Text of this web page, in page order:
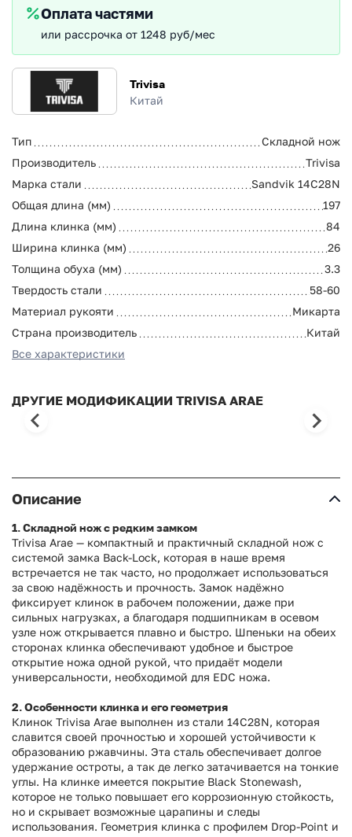
Trivisa
Китай
Тип
Складной нож
Производитель
Trivisa
Марка стали
Sandvik 14C28N
Общая длина (мм)
197
Длина клинка (мм)
84
Ширина клинка (мм)
26
Толщина обуха (мм)
3.3
Твердость стали
58-60
Материал рукояти
Микарта
Страна производитель
Китай
Все характеристики
Оплата частями
или рассрочка от 1248 руб/мес
ДРУГИЕ МОДИФИКАЦИИ TRIVISA ARAE
Описание
1. Складной нож с редким замком
Trivisa Arae — компактный и практичный складной нож с
системой замка Back-Lock, которая в наше время
встречается не так часто, но продолжает использоваться
за свою надёжность и прочность. Замок надёжно
фиксирует клинок в рабочем положении, даже при
сильных нагрузках, а благодаря подшипникам в осевом
узле нож открывается плавно и быстро. Шпеньки на обеих
сторонах клинка обеспечивают удобное и быстрое
открытие ножа одной рукой, что придаёт модели
универсальности, необходимой для EDC ножа.
2. Особенности клинка и его геометрия
Клинок Trivisa Arae выполнен из стали 14C28N, которая
славится своей прочностью и хорошей устойчивости к
образованию ржавчины. Эта сталь обеспечивает долгое
удержание остроты, а так де легко затачивается на тонкие
углы. На клинке имеется покрытие Black Stonewash,
которое не только повышает его коррозионную стойкость,
но и скрывает возможные царапины и следы
использования. Геометрия клинка с профилем Drop-Point и